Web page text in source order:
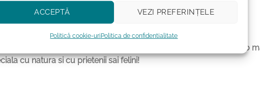
ACCEPTĂ VEZI PREFERINȚELE
Politică cookie-uriPolitica de confidentialitate
cu pisici, nu este doar o piesa de imbracaminte adorabila, ci si o
cu natura si cu prietenii sai felini!